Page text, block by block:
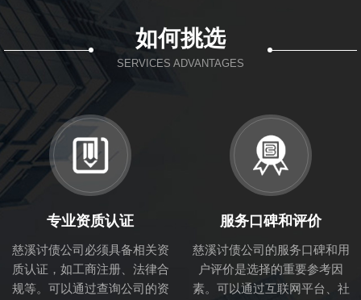
如何挑选
SERVICES ADVANTAGES
专业资质认证
慈溪讨债公司必须具备相关资
质认证，如工商注册、法律合
规等。可以通过查询公司的资
服务口碑和评价
慈溪讨债公司的服务口碑和用
户评价是选择的重要参考因
素。可以通过互联网平台、社